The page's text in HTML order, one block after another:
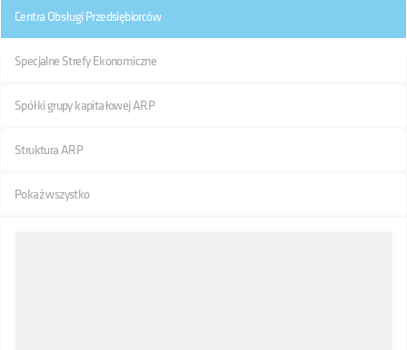
Centra Obsługi Przedsiębiorców
Specjalne Strefy Ekonomiczne
Spółki grupy kapitałowej ARP
Struktura ARP
Pokaż wszystko